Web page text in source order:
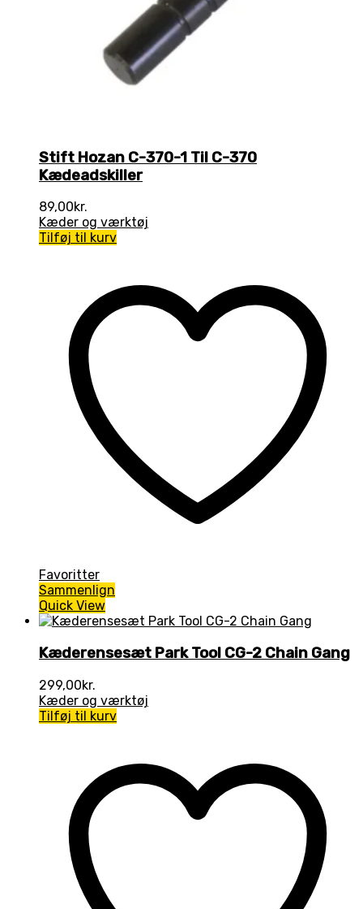
Stift Hozan C-370-1 Til C-370
Kædeadskiller
89,00kr.
Kæder og værktøj
Tilføj til kurv
Favoritter
Sammenlign
Quick View
Kæderensesæt Park Tool CG-2 Chain Gang
299,00kr.
Kæder og værktøj
Tilføj til kurv